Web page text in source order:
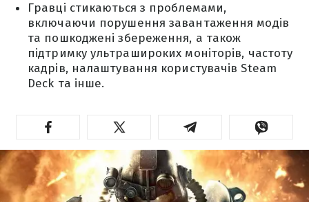
Гравці стикаються з проблемами,
включаючи порушення завантаження модів
та пошкоджені збереження, а також
підтримку ультрашироких моніторів, частоту
кадрів, налаштування користувачів Steam
Deck та інше.